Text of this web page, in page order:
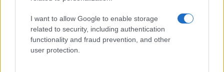
I want to allow Google to enable storage
related to security, including authentication
functionality and fraud prevention, and other
user protection.
Meteo Olbia 9 agosto, temperature in calo